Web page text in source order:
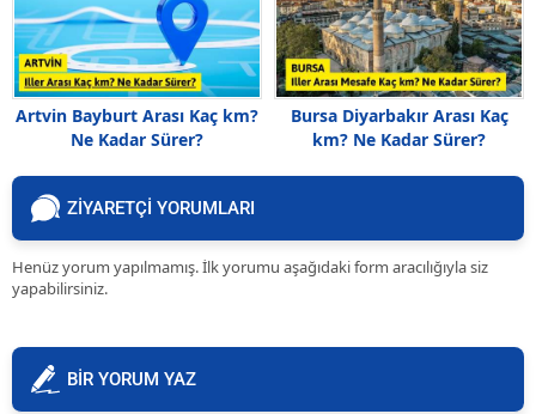
Artvin Bayburt Arası Kaç km?
Ne Kadar Sürer?
Bursa Diyarbakır Arası Kaç
km? Ne Kadar Sürer?
ZİYARETÇİ YORUMLARI
Henüz yorum yapılmamış. İlk yorumu aşağıdaki form aracılığıyla siz
yapabilirsiniz.
BİR YORUM YAZ